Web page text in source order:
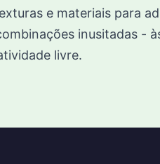
e materiais para
inusitadas -
livre.